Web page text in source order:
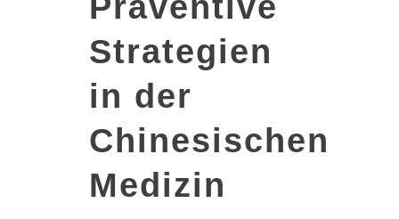
Strategien
in der
Chinesischen
Medizin